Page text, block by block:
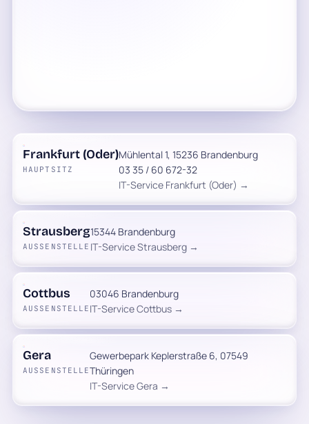
Frankfurt (Oder)
HAUPTSITZ
Mühlental 1, 15236 Brandenburg
03 35 / 60 672-32
IT-Service Frankfurt (Oder) →
Strausberg
AUSSENSTELLE
15344 Brandenburg
IT-Service Strausberg →
Cottbus
AUSSENSTELLE
03046 Brandenburg
IT-Service Cottbus →
Gera
AUSSENSTELLE
Gewerbepark Keplerstraße 6, 07549
Thüringen
IT-Service Gera →